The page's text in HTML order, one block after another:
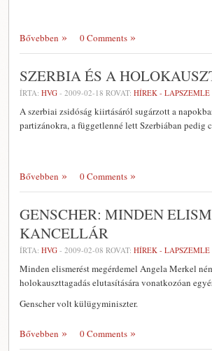
Bővebben 0 Comments
SZERBIA ÉS A
ÍRTA: HVG - 2009-02-18 ROVAT: HÍREK - LAPSZEMLE
A szerbiai zsidóság kiirtásáról sugárzott a
partizánokra, a függetlenné lett Szerbiában pedig
Bővebben 0 Comments
GENSCHER: MINDEN
KANCELLÁR
ÍRTA: HVG - 2009-02-08 ROVAT: HÍREK - LAPSZEMLE
Minden elismerést megérdemel Angela Merkel
holokauszttagadás elutasítására vonatkozóan
Genscher volt külügyminiszter.
Bővebben 0 Comments